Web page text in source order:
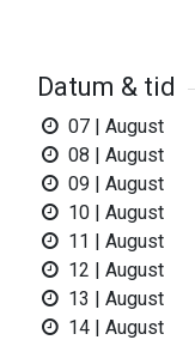
tallar. Tallticka,
lunglav är exempel
funna i området.
Den centrala delen
mosaikartat
myrar och fuktig
sumpskogen finns
både
Fler reservat i
Datum & tid
07 | August
08 | August
09 | August
10 | August
11 | August
12 | August
13 | August
14 | August